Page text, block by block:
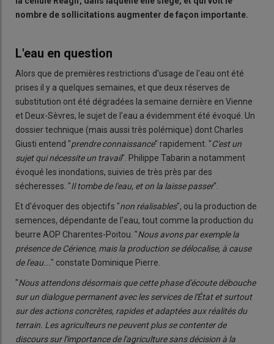
nombre de sollicitations augmenter de façon importante.
L'eau en question
Alors que de premières restrictions d'usage de l'eau ont été
prises il y a quelques semaines, et que deux réserves de
substitution ont été dégradées la semaine dernière en Vienne
et Deux-Sèvres, le sujet de l'eau a évidemment été évoqué. Un
dossier technique (mais aussi très polémique) dont Charles
Giusti entend "prendre connaissance" rapidement. "C'est un
sujet qui nécessite un travail". Philippe Tabarin a notamment
évoqué les inondations, suivies de très près par des
sécheresses. "Il tombe de l'eau, et on la laisse passer".
Et d'évoquer des objectifs "non réalisables", ou la production de
semences, dépendante de l'eau, tout comme la production du
beurre AOP Charentes-Poitou. "Nous avons par exemple la
présence de Cérience, mais la production se délocalise, à cause
de l'eau..." constate Dominique Pierre.
"Nous attendons désormais que cette phase d'écoute débouche
sur un dialogue permanent avec les services de l'État et surtout
sur des actions concrètes, rapides et adaptées aux réalités du
terrain. Les agriculteurs ne peuvent plus se contenter de
discours sur l'importance de l'agriculture sans décision à la